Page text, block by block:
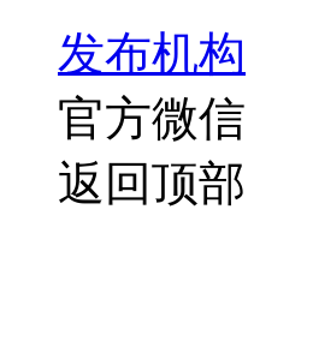
发布机构
官方微信
返回顶部